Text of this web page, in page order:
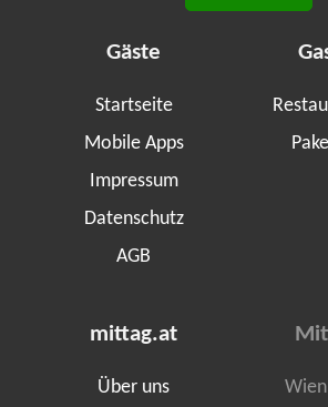
Gäste
Startseite
Mobile Apps
Impressum
Datenschutz
AGB
mittag.at
Über uns
Wien